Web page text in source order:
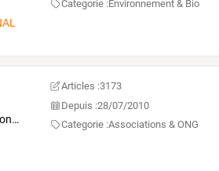
Categorie :Environnement & Bio
…
Articles :3173
Depuis :28/07/2010
Categorie :Associations & ONG